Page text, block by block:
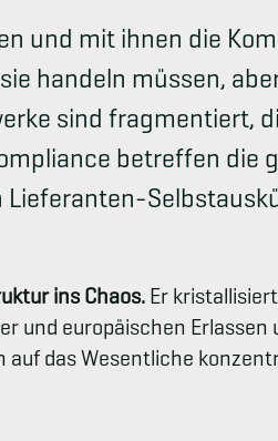
und mit ihnen die
handeln müssen,
sind fragmentiert,
betreffen die
ins Chaos.Er
und europäischen Erlassen
das Wesentliche